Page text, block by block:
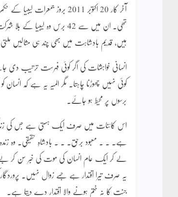
ہیں، قدیم بادشاہت میں بھی چند ہی مثالیں ملتی ہیں جب کوئی شخص 40 برس سے زائد
انسانی خواہشات کی اگر کوئی فہرست ترتیب دی
برسوں پر محیط ہو جائے۔
اس کائنات میں صرف ایک ہستی ہے جس کی زندگی
ہے۔ ۔ ۔ معبود برحق۔ ۔ ۔ بادشاہِ حقیقی۔ وہ
لے کر ایک عام انسان کی موت کی خبر سن کر
یہ صرف تیرا اقتدار ہے جسے زوال نہیں۔
جنت کا نہ ختم ہونے والا اقتدار دے دیتا ہے۔